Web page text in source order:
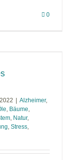
0
Alzheimer,
, Bäume,
, Natur,
, Stress,